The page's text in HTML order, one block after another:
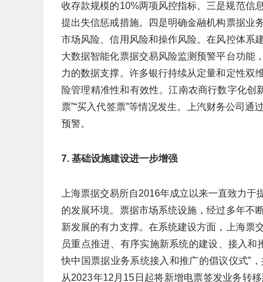
收存款规模的10%两项风控指标。三是规范信
提出失信惩戒措施。四是明确金融机构票据业
市场风险、信用风险和操作风险。在风控体系
大数据智能化票据交易风险监测预警平台功能
力的数据支撑。许多银行持续从定量和定性双
险管理精准性和有效性。江南农商行数字化创
票”“买入代签票”等情况发生。上汽财务公司
预警。
7. 基础设施建设进一步增强
上海票据交易所自2016年成立以来一直致力
的发展环境。票据市场系统设施，经过多年不
新发展的有力支撑。在系统建设方面，上海票
员重点推进、有序实施新系统的建设、接入
快中国票据业务系统接入和推广的倡议仪式”
从2023年12月15日起将新增电票签发业务转